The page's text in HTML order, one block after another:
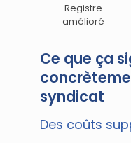
Registre
amélioré
Ce que ça
syndicat
Des coûts